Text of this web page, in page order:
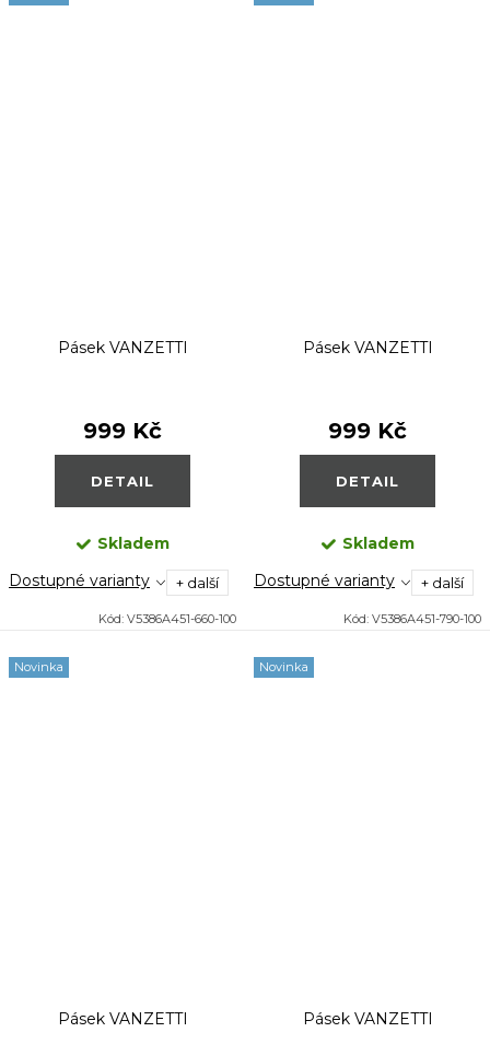
Pásek VANZETTI
999 Kč
DETAIL
Skladem
Dostupné varianty
+ další
Kód: V5386A451-660-100
Pásek VANZETTI
999 Kč
DETAIL
Skladem
Dostupné varianty
+ další
Kód: V5386A451-790-100
Novinka
Pásek VANZETTI
Novinka
Pásek VANZETTI